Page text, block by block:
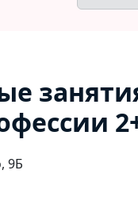
9Б​